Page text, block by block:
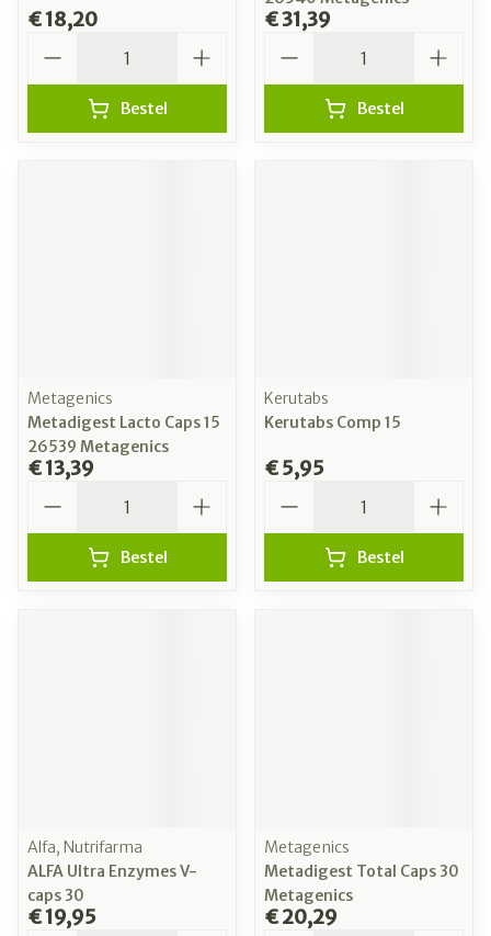
€ 18,20
Bestel
€ 31,39
Bestel
Metagenics
Metadigest Lacto Caps 15
26539 Metagenics
€ 13,39
Bestel
Kerutabs
Kerutabs Comp 15
€ 5,95
Bestel
Alfa, Nutrifarma
ALFA Ultra Enzymes V-
caps 30
€ 19,95
Metagenics
Metadigest Total Caps 30
Metagenics
€ 20,29